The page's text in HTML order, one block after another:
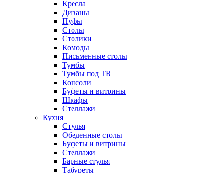
Кресла
Диваны
Пуфы
Столы
Столики
Комоды
Письменные столы
Тумбы
Тумбы под ТВ
Консоли
Буфеты и витрины
Шкафы
Стеллажи
Кухня
Стулья
Обеденные столы
Буфеты и витрины
Стеллажи
Барные стулья
Табуреты